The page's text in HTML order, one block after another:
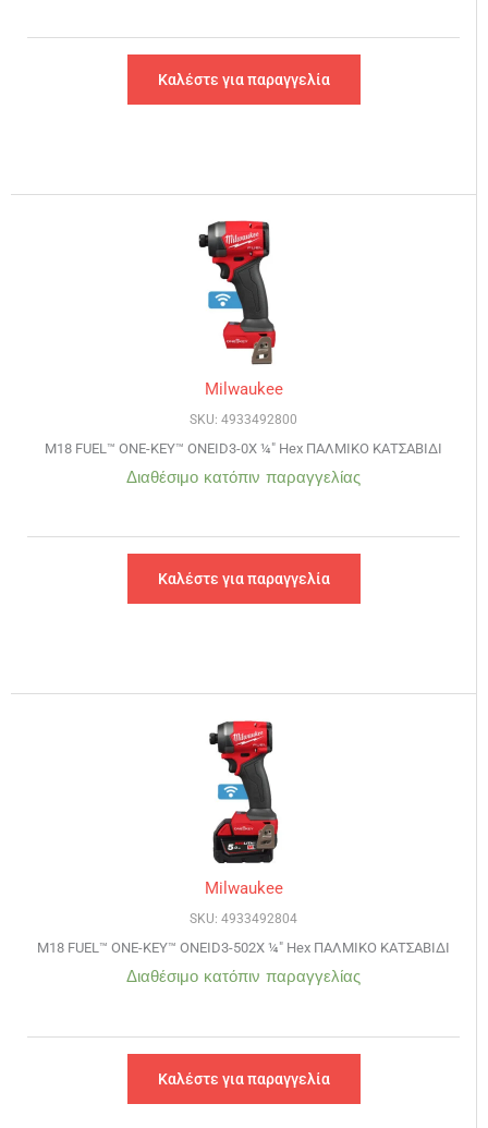
Καλέστε για παραγγελία
Milwaukee
SKU: 4933492800
M18 FUEL™ ONE-KEY™ ONEID3-0X ¼″ Hex ΠΑΛΜΙΚΟ ΚΑΤΣΑΒΙΔΙ
Διαθέσιμο κατόπιν παραγγελίας
Καλέστε για παραγγελία
Milwaukee
SKU: 4933492804
M18 FUEL™ ONE-KEY™ ONEID3-502X ¼″ Hex ΠΑΛΜΙΚΟ ΚΑΤΣΑΒΙΔΙ
Διαθέσιμο κατόπιν παραγγελίας
Καλέστε για παραγγελία